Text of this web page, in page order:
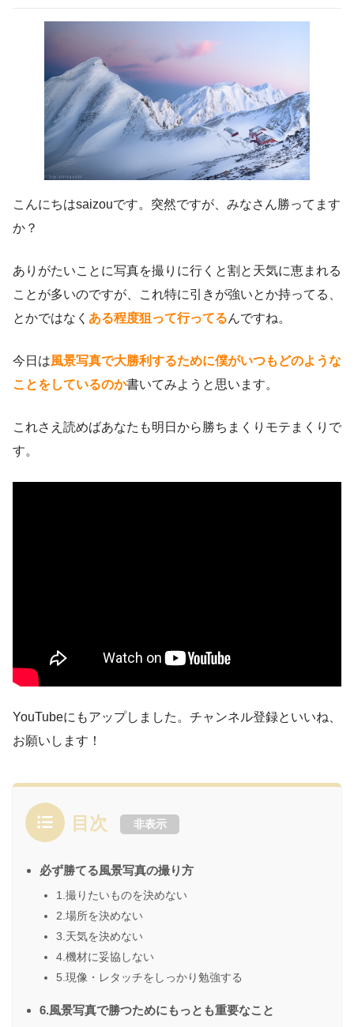
こんにちはsaizouです。突然ですが、みなさん勝ってます
か？
ありがたいことに写真を撮りに行くと割と天気に恵まれる
ことが多いのですが、これ特に引きが強いとか持ってる、
とかではなく ある程度狙って行ってるんですね。
今日は風景写真で大勝利するために僕がいつもどのような
ことをしているのか書いてみようと思います。
これさえ読めばあなたも明日から勝ちまくりモテまくりで
す。
YouTubeにもアップしました。チャンネル登録といいね、
お願いします！
目次 非表示
必ず勝てる風景写真の撮り方
1.撮りたいものを決めない
2.場所を決めない
3.天気を決めない
4.機材に妥協しない
5.現像・レタッチをしっかり勉強する
6.風景写真で勝つためにもっとも重要なこと